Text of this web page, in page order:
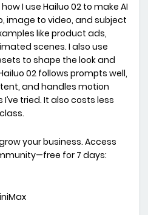
I use Hailuo 02 to make AI
image to video, and subject
like product ads,
scenes. I also use
to shape the look and
02 follows prompts well,
and handles motion
tried. It also costs less
your business. Access
for 7 days: